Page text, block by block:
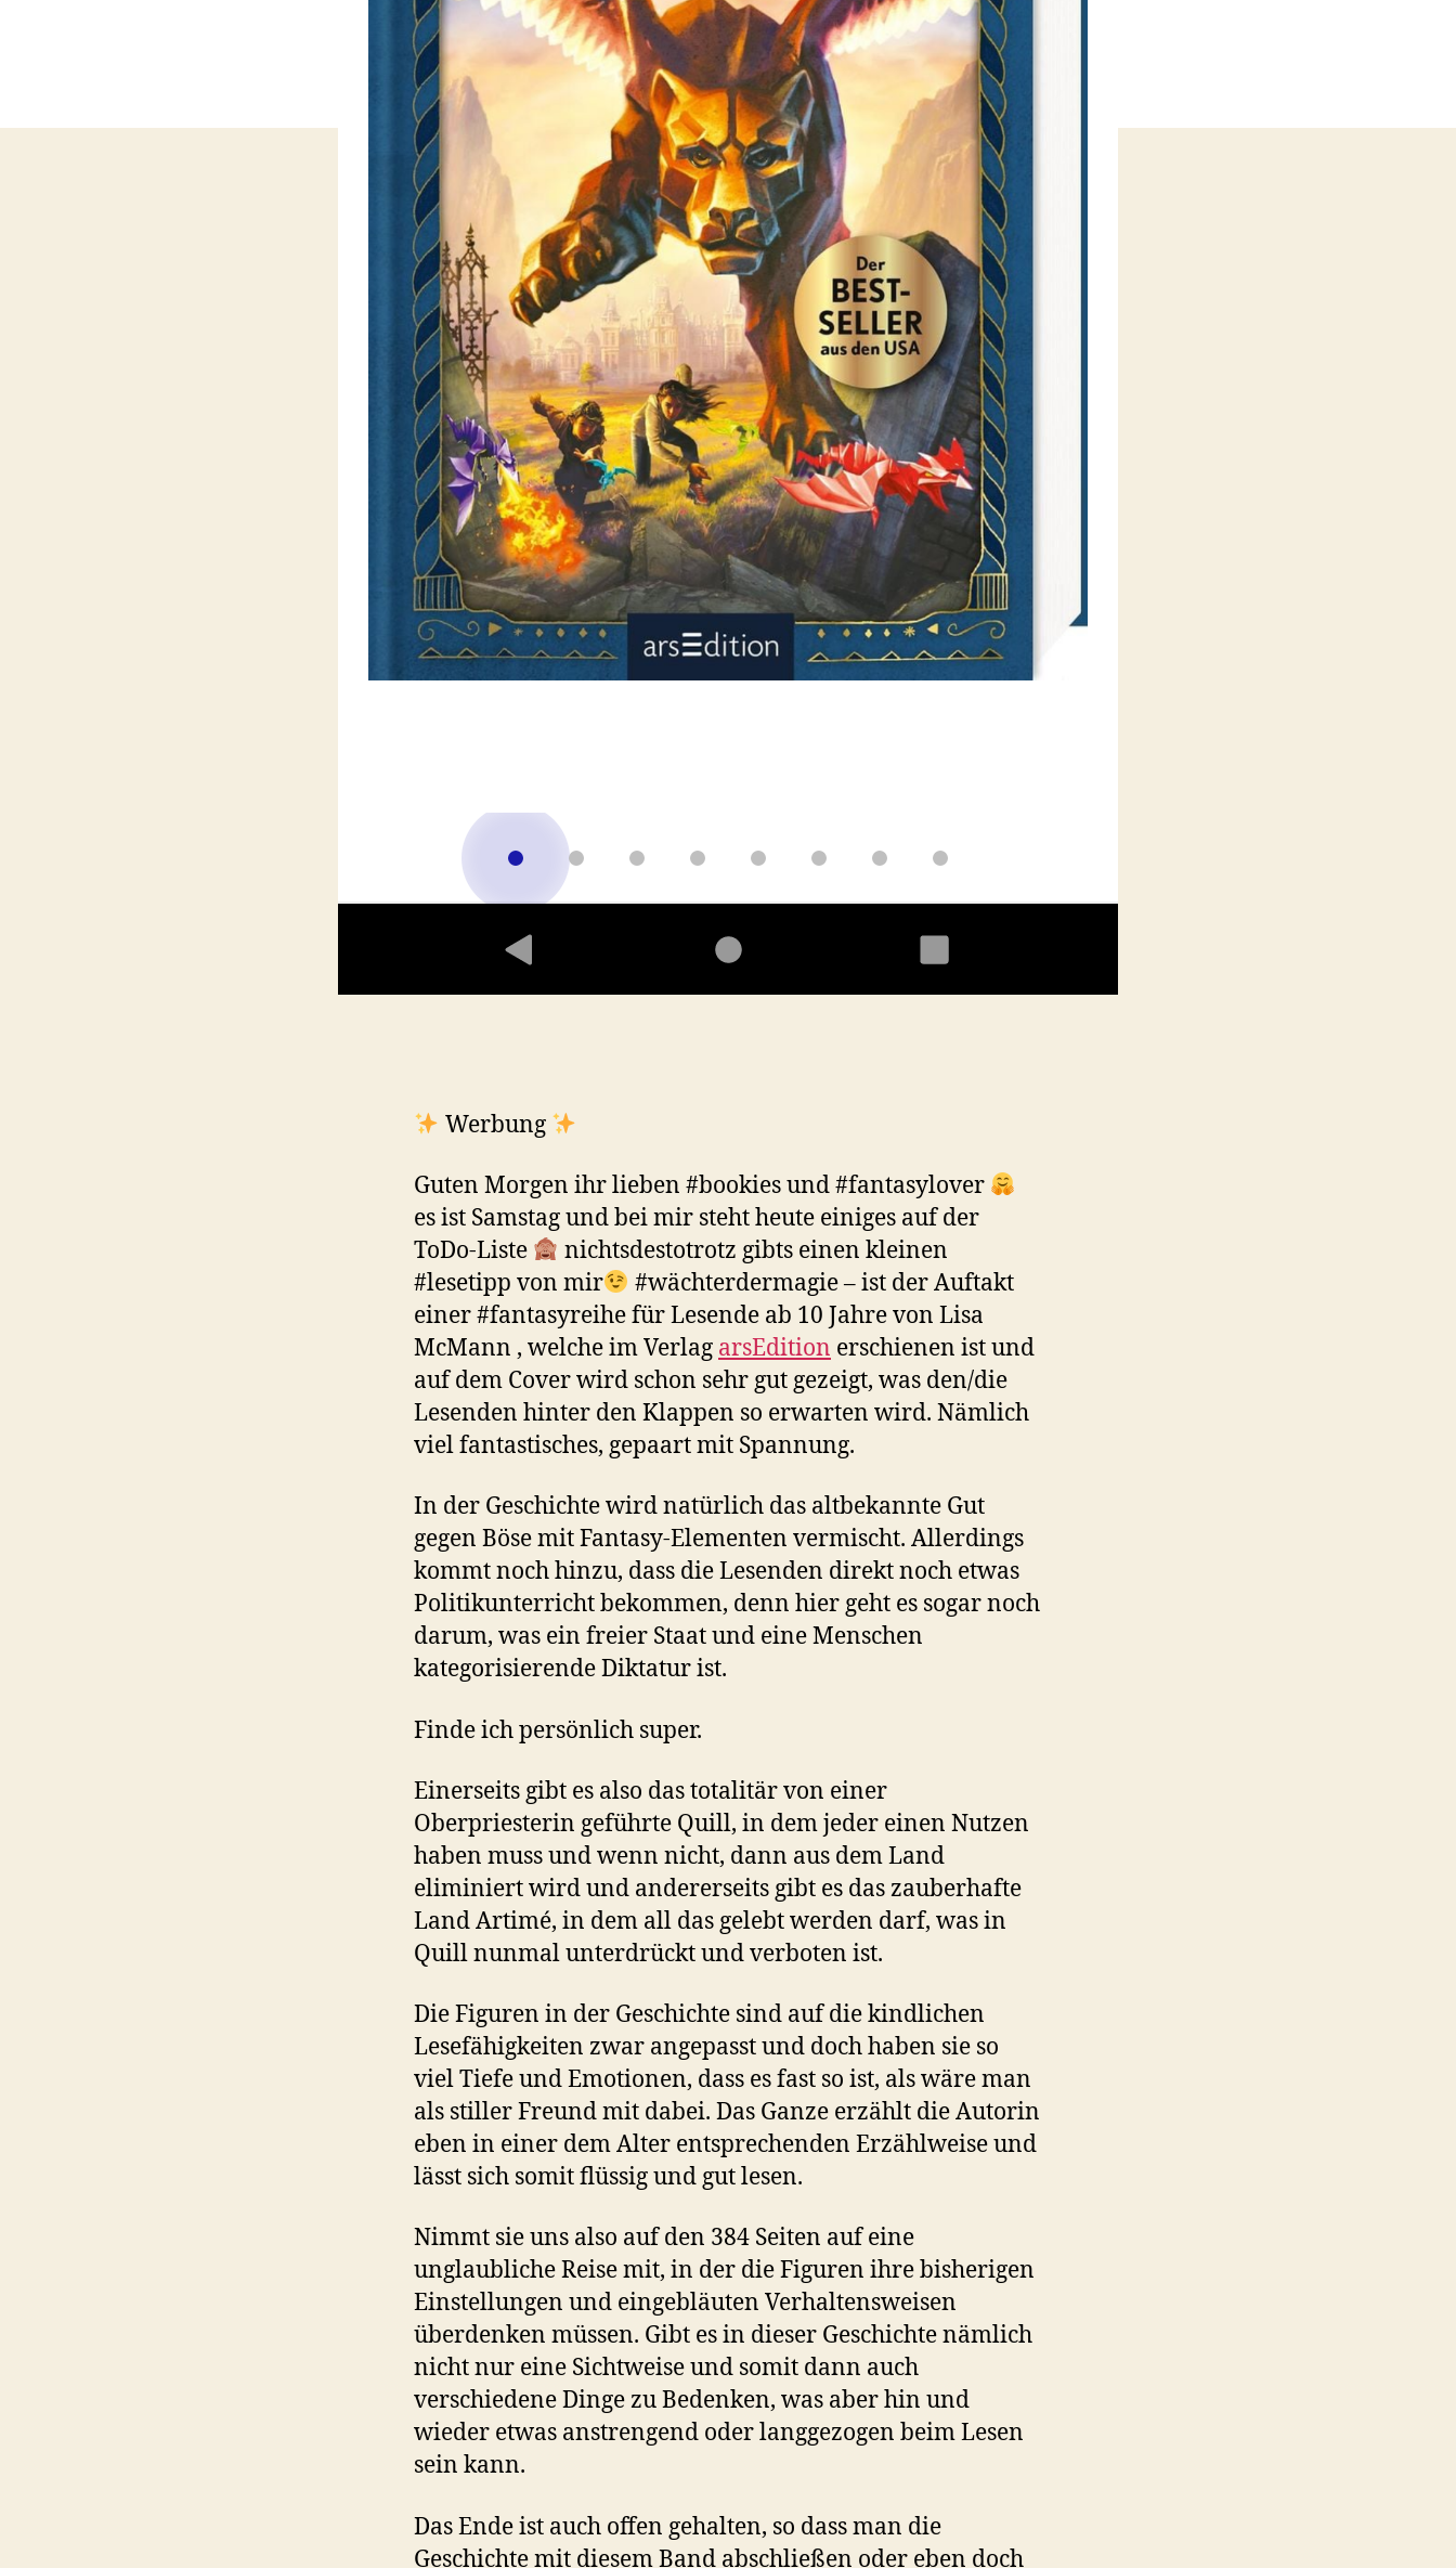
Werbung
Guten Morgen ihr lieben #bookies und #fantasylover
es ist Samstag und bei mir steht heute einiges auf der
ToDo-Liste
nichtsdestotrotz gibts einen kleinen
#lesetipp von mir
#wächterdermagie – ist der Auftakt
einer #fantasyreihe für Lesende ab 10 Jahre von Lisa
McMann , welche im Verlag arsEdition erschienen ist und
auf dem Cover wird schon sehr gut gezeigt, was den/die
Lesenden hinter den Klappen so erwarten wird. Nämlich
viel fantastisches, gepaart mit Spannung.
In der Geschichte wird natürlich das altbekannte Gut
gegen Böse mit Fantasy-Elementen vermischt. Allerdings
kommt noch hinzu, dass die Lesenden direkt noch etwas
Politikunterricht bekommen, denn hier geht es sogar noch
darum, was ein freier Staat und eine Menschen
kategorisierende Diktatur ist.
Finde ich persönlich super.
Einerseits gibt es also das totalitär von einer
Oberpriesterin geführte Quill, in dem jeder einen Nutzen
haben muss und wenn nicht, dann aus dem Land
eliminiert wird und andererseits gibt es das zauberhafte
Land Artimé, in dem all das gelebt werden darf, was in
Quill nunmal unterdrückt und verboten ist.
Die Figuren in der Geschichte sind auf die kindlichen
Lesefähigkeiten zwar angepasst und doch haben sie so
viel Tiefe und Emotionen, dass es fast so ist, als wäre man
als stiller Freund mit dabei. Das Ganze erzählt die Autorin
eben in einer dem Alter entsprechenden Erzählweise und
lässt sich somit flüssig und gut lesen.
Nimmt sie uns also auf den 384 Seiten auf eine
unglaubliche Reise mit, in der die Figuren ihre bisherigen
Einstellungen und eingebläuten Verhaltensweisen
überdenken müssen. Gibt es in dieser Geschichte nämlich
nicht nur eine Sichtweise und somit dann auch
verschiedene Dinge zu Bedenken, was aber hin und
wieder etwas anstrengend oder langgezogen beim Lesen
sein kann.
Das Ende ist auch offen gehalten, so dass man die
Geschichte mit diesem Band abschließen oder eben doch